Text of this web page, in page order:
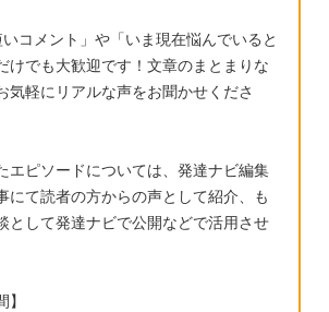
コメント」や「いま現在悩んでいると
けでも大歓迎です！文章のまとまりな
気軽にリアルな声をお聞かせくださ
エピソードについては、発達ナビ編集
にて読者の方からの声として紹介、も
として発達ナビで公開などで活用させ